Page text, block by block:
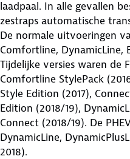
laadpaal. In alle gevallen
zestraps automatische
De normale uitvoeringen
Comfortline, DynamicLine,
Tijdelijke versies waren de
Comfortline StylePack
Style Edition (2017),
Edition (2018/19),
Connect (2018/19). De
DynamicLine,
2018).